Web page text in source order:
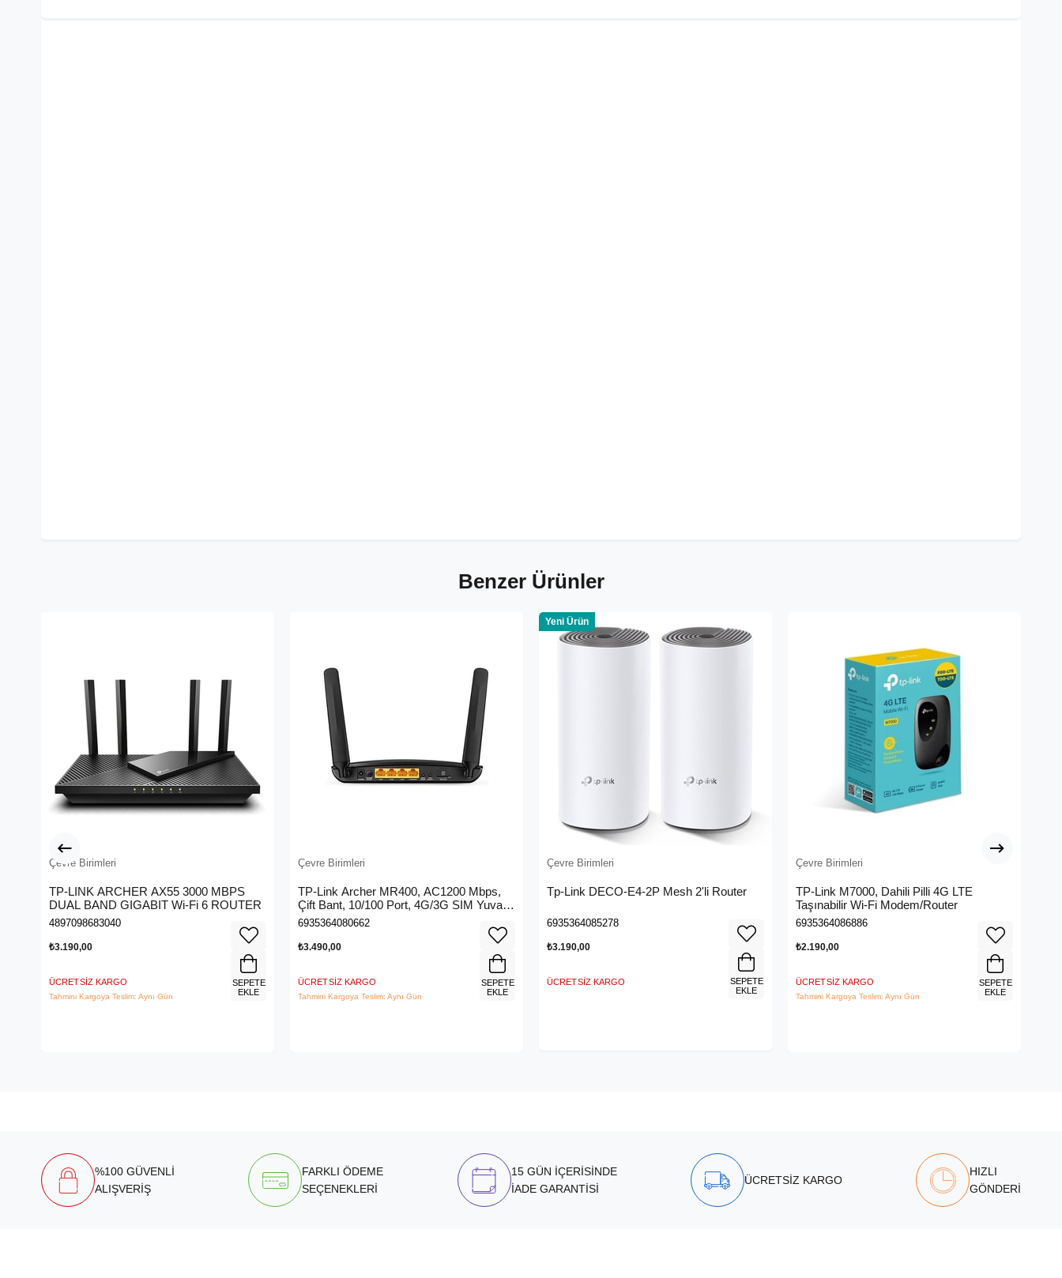
Benzer Ürünler
Çevre Birimleri
TP-LINK ARCHER AX55 3000 MBPS
DUAL BAND GIGABIT Wi-Fi 6 ROUTER
4897098683040
₺3.190,00
ÜCRETSIZ KARGO
Tahmini Kargoya Teslim: Aynı Gün
SEPETE
EKLE
Çevre Birimleri
TP-Link Archer MR400, AC1200 Mbps,
Çift Bant, 10/100 Port, 4G/3G SIM Yuvası,
Kablosuz 4G LTE Router
6935364080662
₺3.490,00
ÜCRETSIZ KARGO
Tahmini Kargoya Teslim: Aynı Gün
SEPETE
EKLE
Çevre Birimleri
Tp-Link DECO-E4-2P Mesh 2'li Router
6935364085278
₺3.190,00
ÜCRETSIZ KARGO
Yeni Ürün
SEPETE
EKLE
Çevre Birimleri
TP-Link M7000, Dahili Pilli 4G LTE
Taşınabilir Wi-Fi Modem/Router
6935364086886
₺2.190,00
ÜCRETSIZ KARGO
Tahmini Kargoya Teslim: Aynı Gün
SEPETE
EKLE
%100 GÜVENLİ
ALIŞVERİŞ
FARKLI ÖDEME
SEÇENEKLERİ
15 GÜN İÇERİSİNDE
İADE GARANTİSİ
ÜCRETSİZ KARGO
HIZLI
GÖNDERİ